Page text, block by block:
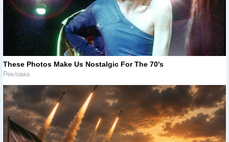
These Photos Make Us Nostalgic For The 70's
Реклама